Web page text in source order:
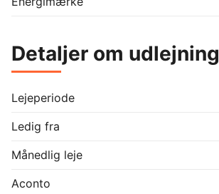
Detaljer om udlejning
Lejeperiode
Ledig fra
Månedlig leje
Aconto